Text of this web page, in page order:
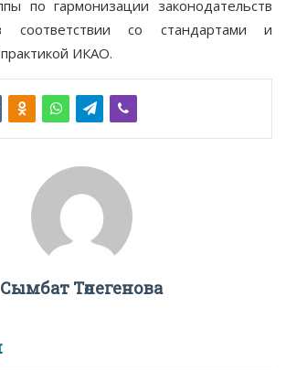
по гармонизации законодательств
со стандартами и
ИКАО.
Сымбат Төлегенова